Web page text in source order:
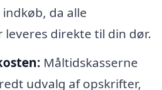
da alle
leveres direkte til din dør.
Måltidskasserne
udvalg af opskrifter,